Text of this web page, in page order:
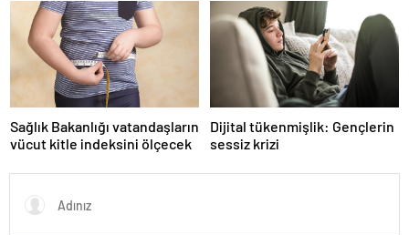
Sağlık Bakanlığı vatandaşların
vücut kitle indeksini ölçecek
Dijital tükenmişlik: Gençlerin
sessiz krizi